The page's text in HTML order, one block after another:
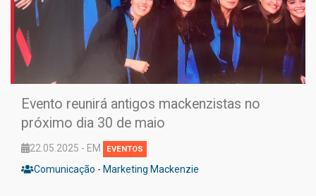
Evento reunirá antigos mackenzistas no
próximo dia 30 de maio
22.05.2025 - EM EVENTOS
Comunicação - Marketing Mackenzie